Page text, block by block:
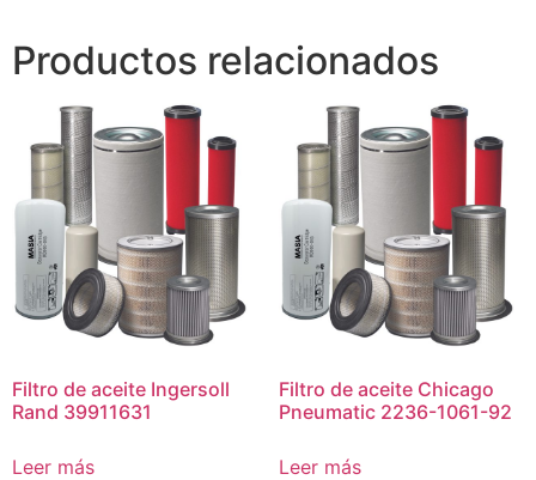
Productos relacionados
Filtro de aceite Ingersoll
Rand 39911631
Leer más
Filtro de aceite Chicago
Pneumatic 2236-1061-92
Leer más